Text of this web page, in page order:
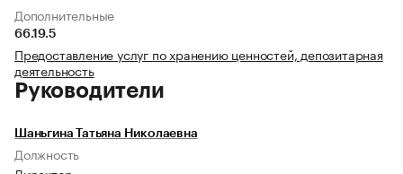
Дополнительные
66.19.5
Предоставление услуг по хранению ценностей, депозитарная
деятельность
Руководители
Шаньгина Татьяна Николаевна
Должность